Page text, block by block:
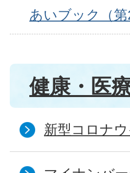
あいブック（第
健康・医
新型コロナ